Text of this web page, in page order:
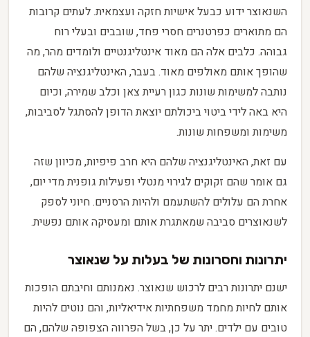
השנאוצר ידוע כבעל אישיות חזקה ועצמאית. לעתים קרובות
הם מתוארים כפרטנרים חסרי פחד, שובבים ובעלי רוח
גבוהה. כלבים אלה הם מאוד אינטליגנטיים ולומדים מהר, מה
שהופך אותם מאולפים מאוד. בעבר, האינטליגנציה שלהם
נותבה למשימות שונות כגון רעיית צאן וכלב שמירה, וכיום
היא באה לידי ביטוי ביכולתם יוצאת הדופן להסתגל לסביבות,
משימות ומשפחות שונות.
עם זאת, האינטליגנציה שלהם היא חרב פיפיות, מכיוון שזה
גם אומר שהם זקוקים לגירוי מנטלי ופעילות גופנית מדי יום,
אחרת הם עלולים להשתעמם ולהיות הרסניים. חיוני לספק
לשנאוצרים סביבה שמאתגרת אותם ומעסיקה אותם נפשית.
יתרונות וחסרונות של בעלות על שנאוצר
ישנם יתרונות רבים לרכוש שנאוצר. נאמנותם וחיבתם הופכות
אותם לחיות מחמד משפחתיות אידיאליות, והם נוטים להיות
טובים עם ילדים. יתר על כן, בשל הפרווה הצפופה שלהם, הם